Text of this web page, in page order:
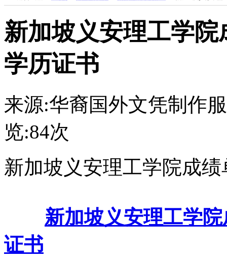
新加坡义安理工学
学历证书
来源:华裔国外文凭制作
览:84次
新加坡义安理工学院成
新加坡义安理工学
证书